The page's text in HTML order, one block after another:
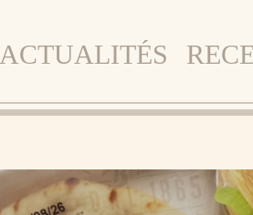
ACTUALITÉS